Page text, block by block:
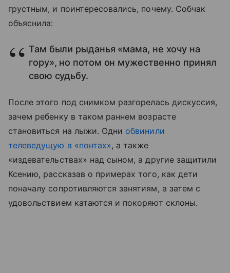
грустным, и поинтересовались, почему. Собчак
объяснила:
Там были рыданья «мама, не хочу на
гору», но потом он мужественно принял
свою судьбу.
После этого под снимком разгорелась дискуссия,
зачем ребенку в таком раннем возрасте
становиться на лыжи. Одни обвинили
телеведущую в «понтах», а также
«издевательствах» над сыном, а другие защитили
Ксению, рассказав о примерах того, как дети
поначалу сопротивляются занятиям, а затем с
удовольствием катаются и покоряют склоны.